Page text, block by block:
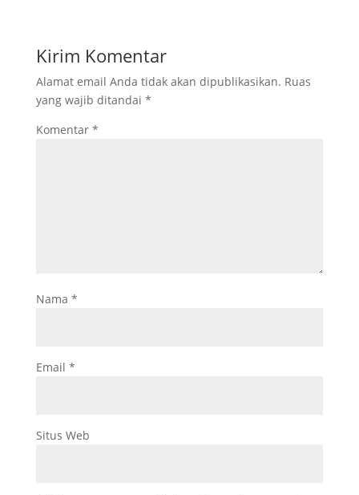
Kirim Komentar
Alamat email Anda tidak akan dipublikasikan. Ruas
yang wajib ditandai *
Komentar *
Nama *
Email *
Situs Web